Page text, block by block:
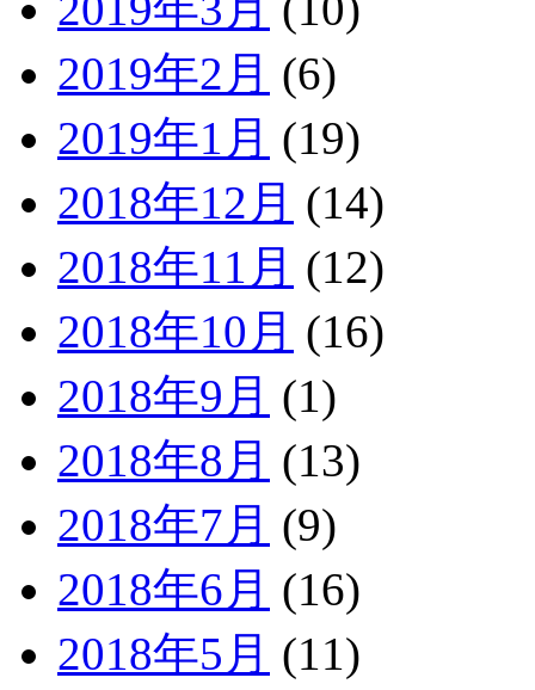
2019年2月 (6)
2019年1月 (19)
2018年12月 (14)
2018年11月 (12)
2018年10月 (16)
2018年9月 (1)
2018年8月 (13)
2018年7月 (9)
2018年6月 (16)
2018年5月 (11)